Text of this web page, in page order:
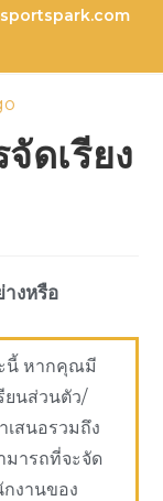
ดเรียง
งหรือ
นี้ หากคุณมี
ยนส่วนตัว/
เสนอรวมถึง
มารถที่จะจัด
งานของ